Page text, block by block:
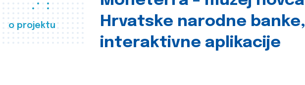
o projektu
Hrvatske narodne banke,
interaktivne aplikacije